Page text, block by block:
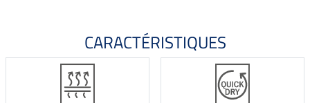
CARACTÉRISTIQUES